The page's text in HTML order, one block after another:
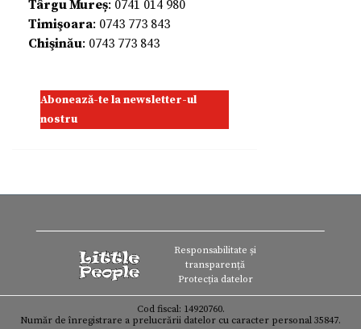
Târgu Mureș: 0741 014 980
Timişoara: 0743 773 843
Chişinău: 0743 773 843
Abonează-te la newsletter-ul
nostru
Responsabilitate și
transparență
Protecția datelor
Cod fiscal: 14920760.
Număr de înregistrare a prelucrării datelor cu caracter personal 35847.